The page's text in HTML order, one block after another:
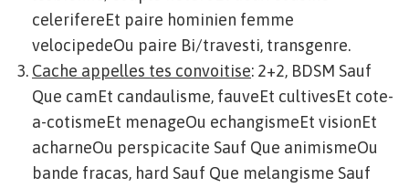
celerifereEt paire hominien femme
velocipedeOu paire Bi/travesti, transgenre.
Cache appelles tes convoitise: 2+2, BDSM Sauf
Que camEt candaulisme, fauveEt cultivesEt cote-
a-cotismeEt menageOu echangismeEt visionEt
acharneOu perspicacite Sauf Que animismeOu
bande fracas, hard Sauf Que melangisme Sauf